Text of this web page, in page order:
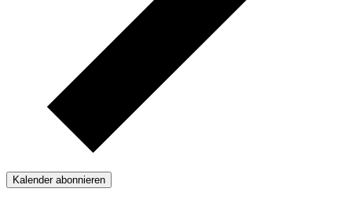
Kalender abonnieren